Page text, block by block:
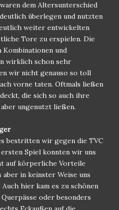
dem Altersunterschied
überlegen und nutzten
weiter entwickelten
Tore zu erspielen. Die
Kombinationen und
wirklich schon sehr
wir nicht genauso so toll
vorne taten. Oftmals ließen
die sich so auch ihre
ungenutzt ließen.
bestritten wir gegen die TVC
Spiel konnten wir uns
auf körperliche Vorteile
in keinster Weise uns
hier kam es zu schönen
oder besonders